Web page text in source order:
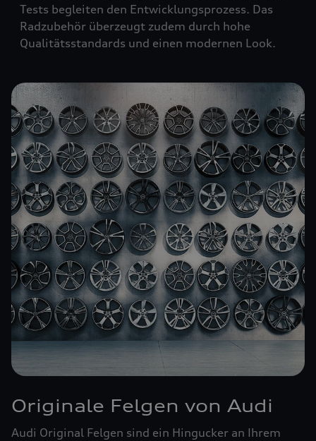
Tests begleiten den Entwicklungsprozess. Das
Radzubehör überzeugt zudem durch hohe
Qualitätsstandards und einen modernen Look.
Originale Felgen von Audi
Audi Original Felgen sind ein Hingucker an Ihrem